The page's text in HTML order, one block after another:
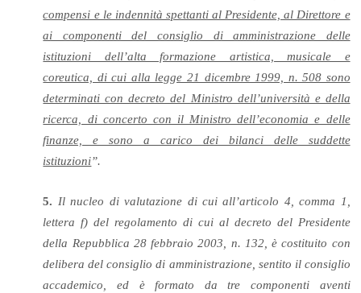
compensi e le indennità spettanti al Presidente, al Direttore e
ai componenti del consiglio di amministrazione delle
istituzioni dell’alta formazione artistica, musicale e
coreutica, di cui alla legge 21 dicembre 1999, n. 508 sono
determinati con decreto del Ministro dell’università e della
ricerca, di concerto con il Ministro dell’economia e delle
finanze, e sono a carico dei bilanci delle suddette
istituzioni”.
5. Il nucleo di valutazione di cui all’articolo 4, comma 1,
lettera f) del regolamento di cui al decreto del Presidente
della Repubblica 28 febbraio 2003, n. 132, è costituito con
delibera del consiglio di amministrazione, sentito il consiglio
accademico, ed è formato da tre componenti aventi